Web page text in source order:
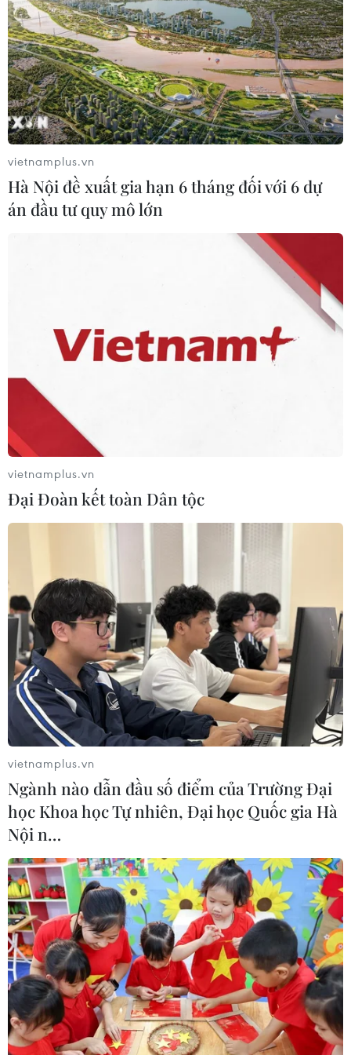
Chuyên Hà Nội-
Amsterdam dừng tuyển
sinh lớp không chuyên
năm học 2024-2025
Theo Bộ Giáo dục và Đào tạo, năm học 2024-
2025, Trường Trung học Phổ thông Chuyên Hà Nội-
Amsterdam sẽ không tuyển học sinh vào các lớp
không chuyên như các năm trước đó.
(TTXVN/Vietnam+)
Theo dõi VietnamPlus
TIN LIÊN QUAN
Chuyên Hà Nội-Amsterdam dừng tuyển
vietnamplus.vn
Hà Nội đề xuất gia hạn 6 tháng đối với 6 dự
án đầu tư quy mô lớn
vietnamplus.vn
Đại Đoàn kết toàn Dân tộc
vietnamplus.vn
Ngành nào dẫn đầu số điểm của Trường Đại
học Khoa học Tự nhiên, Đại học Quốc gia Hà
Nội n…